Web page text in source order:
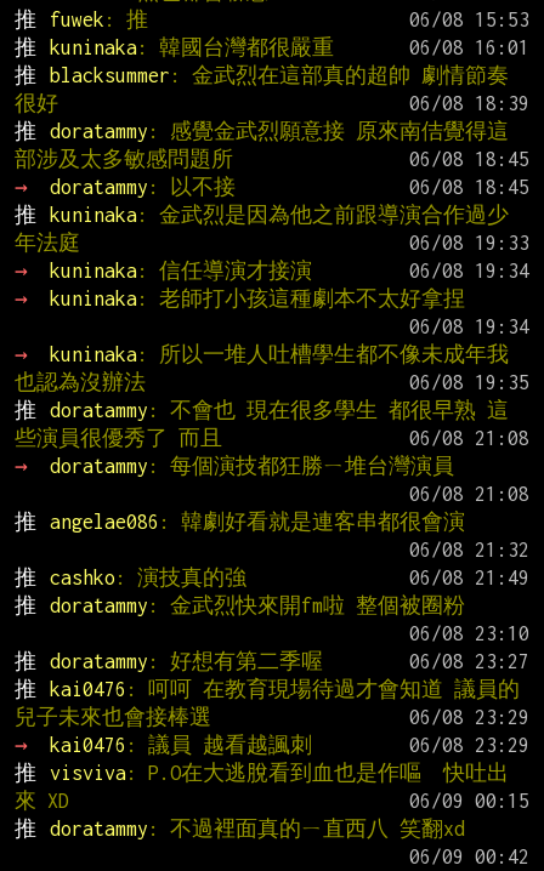
推
fuwek : 推
推
kuninaka: 韓國台灣都很嚴重
推
blacksummer : 金武烈在這部真的超帥 劇情節奏
很好
推
doratammy : 感覺金武烈願意接 原來南佶覺得這
部涉及太多敏感問題所
→
doratammy : 以不接
推
kuninaka: 金武烈是因為他之前跟導演合作過少
年法庭
→
kuninaka: 信任導演才接演
→
kuninaka: 老師打小孩這種劇本不太好拿捏
→
kuninaka: 所以一堆人吐槽學生都不像未成年我
也認為沒辦法
推
doratammy : 不會也 現在很多學生 都很早熟 這
些演員很優秀了 而且
→
doratammy : 每個演技都狂勝ㄧ堆台灣演員
推
angelae086 : 韓劇好看就是連客串都很會演
推
cashko : 演技真的強
推
doratammy : 金武烈快來開fm啦 整個被圈粉
推
doratammy : 好想有第二季喔
推
kai0476 : 呵呵 在教育現場待過才會知道 議員的
兒子未來也會接棒選
→
kai0476 : 議員 越看越諷刺
推
visviva: P.O在大逃脫看到血也是作嘔  快吐出
來 XD
推
doratammy : 不過裡面真的ㄧ直西八 笑翻xd